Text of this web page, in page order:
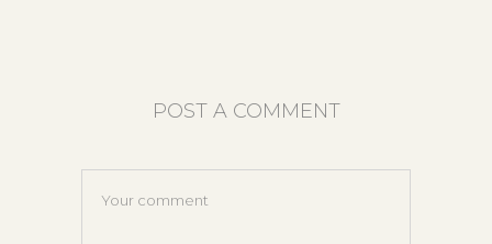
POST A COMMENT